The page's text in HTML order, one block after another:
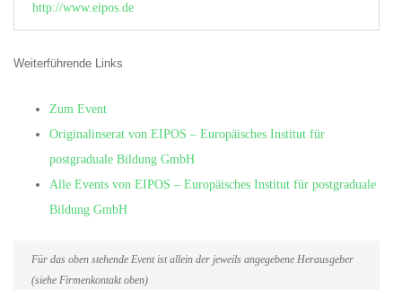
http://www.eipos.de
Weiterführende Links
Zum Event
Originalinserat von EIPOS – Europäisches Institut für
postgraduale Bildung GmbH
Alle Events von EIPOS – Europäisches Institut für postgraduale
Bildung GmbH
Für das oben stehende Event ist allein der jeweils angegebene Herausgeber
(siehe Firmenkontakt oben)